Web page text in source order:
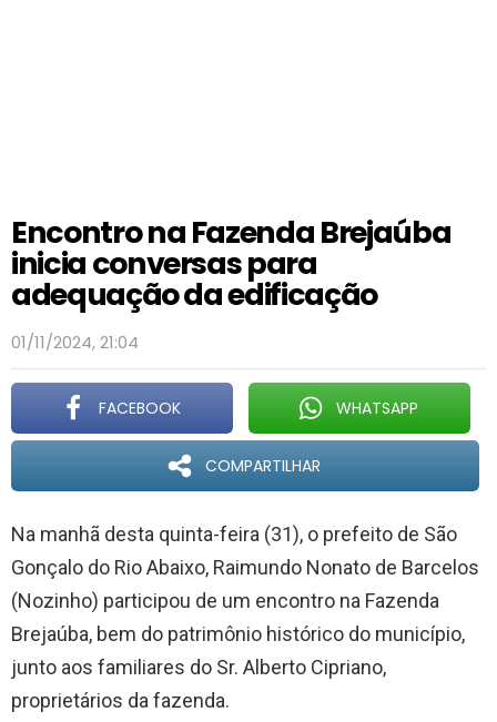
Encontro na Fazenda Brejaúba
inicia conversas para
adequação da edificação
01/11/2024, 21:04
FACEBOOK WHATSAPP
COMPARTILHAR
Na manhã desta quinta-feira (31), o prefeito de São
Gonçalo do Rio Abaixo, Raimundo Nonato de Barcelos
(Nozinho) participou de um encontro na Fazenda
Brejaúba, bem do patrimônio histórico do município,
junto aos familiares do Sr. Alberto Cipriano,
proprietários da fazenda.